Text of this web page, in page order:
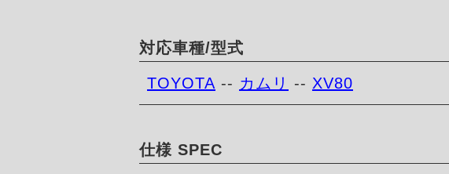
対応車種/型式
TOYOTA -- カムリ -- XV80
仕様 SPEC